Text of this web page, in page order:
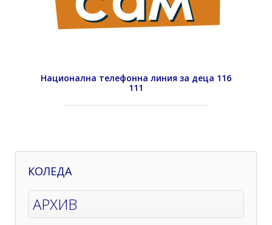
Национална телефонна линия за деца 116
111
КОЛЕДА
АРХИВ